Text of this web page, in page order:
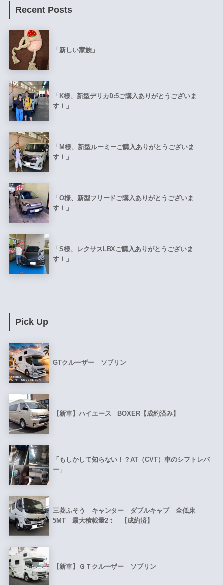
Recent Posts
「新しい家族」
「K様、新型デリカD:5ご購入ありがとうございま
す！」
「M様、新型ルーミーご購入ありがとうございま
す！」
「O様、新型フリードご購入ありがとうございま
す！」
「S様、レクサスLBXご購入ありがとうございま
す！」
Pick Up
GTクルーザー ソブリン
【新車】ハイエース BOXER【成約済み】
「もしかして知らない！？AT（CVT）車のシフトレバ
ー」
三菱ふそう キャンター ダブルキャブ 全低床
5MT 最大積載量2ｔ 【成約済】
【新車】ＧＴクルーザー ソブリン